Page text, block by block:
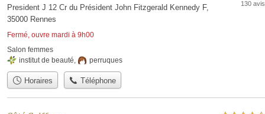
President J 12 Cr du Président John Fitzgerald Kennedy F,
35000 Rennes
Fermé, ouvre mardi à 9h00
130 avis
Salon femmes
institut de beauté, perruques
Horaires Téléphone